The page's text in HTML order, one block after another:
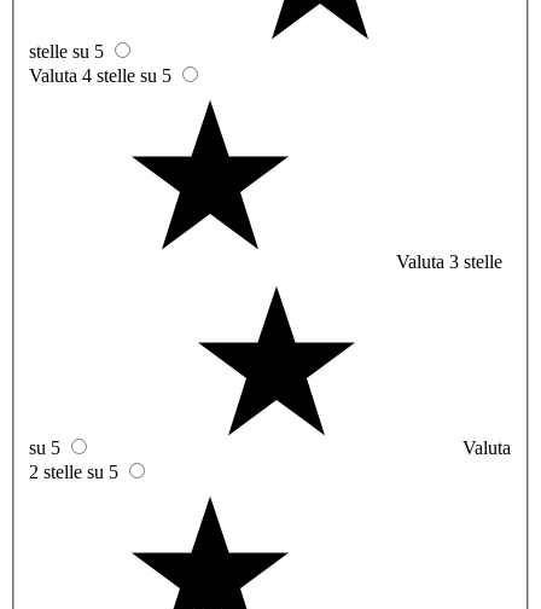
stelle su 5
Valuta 4 stelle su 5
Valuta 3 stelle
su 5
Valuta
2 stelle su 5